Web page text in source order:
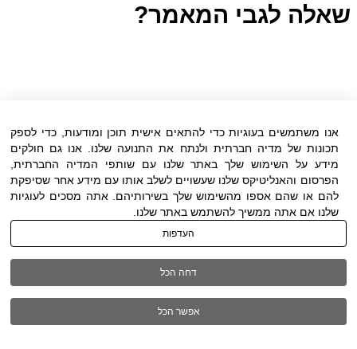
שאלה לגבי המאמר?
אנו משתמשים בעוגיות כדי להתאים אישית תוכן ומודעות, כדי לספק
תכונות של מדיה חברתית ולנתח את התנועה שלנו. אנו גם חולקים
מידע על השימוש שלך באתר שלנו עם שותפי המדיה החברתית,
הפרסום והאנליטיקס שלנו שעשויים לשלב אותו עם מידע אחר שסיפקת
להם או שהם אספו מהשימוש שלך בשירותיהם. אתה מסכים לעוגיות
שלנו אם אתה ממשיך להשתמש באתר שלנו.
העדפות
דחה הכל
אפשר הכל